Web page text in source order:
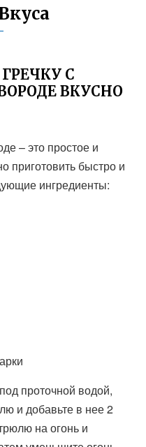
С
ВКУСНО
– это простое и
приготовить быстро и
ингредиенты:
проточной водой,
и добавьте в нее 2
на огонь и